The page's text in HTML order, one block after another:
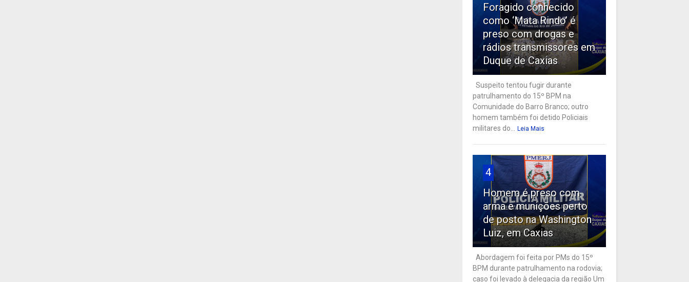
Foragido conhecido
como ‘Mata Rindo’ é
preso com drogas e
rádios transmissores em
Duque de Caxias
Suspeito tentou fugir durante
patrulhamento do 15º BPM na
Comunidade do Barro Branco; outro
homem também foi detido Policiais
militares do...
Leia Mais
4
Homem é preso com
arma e munições perto
de posto na Washington
Luiz, em Caxias
Abordagem foi feita por PMs do 15º
BPM durante patrulhamento na rodovia;
caso foi levado à delegacia da região Um